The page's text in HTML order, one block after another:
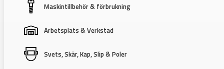
Maskintillbehör & förbrukning
Arbetsplats & Verkstad
Svets, Skär, Kap, Slip & Poler